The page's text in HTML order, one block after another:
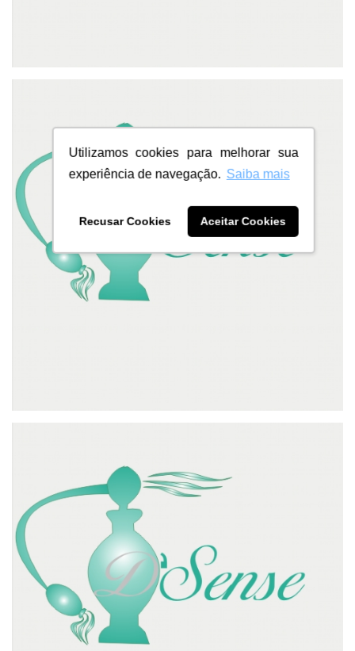
Utilizamos cookies para melhorar sua
experiência de navegação. Saiba mais
Recusar Cookies Aceitar Cookies